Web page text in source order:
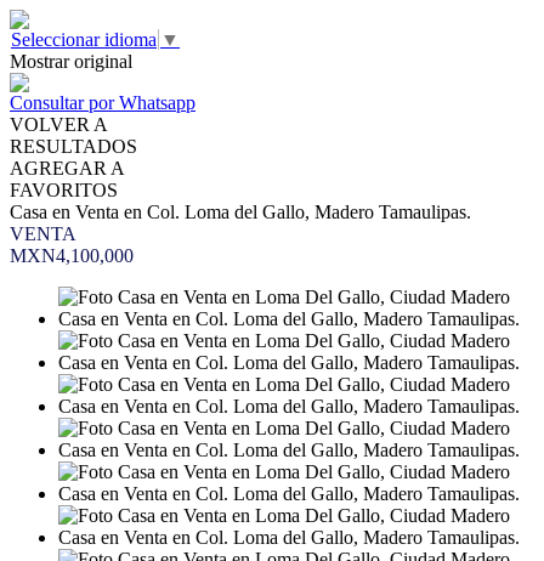
Seleccionar idioma ▼
Mostrar original
Consultar por Whatsapp
VOLVER A
RESULTADOS
AGREGAR A
FAVORITOS
Casa en Venta en Col. Loma del Gallo, Madero Tamaulipas.
VENTA
MXN4,100,000